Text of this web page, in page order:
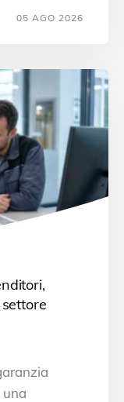
05 AGO 2026
una